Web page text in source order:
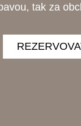
tak za